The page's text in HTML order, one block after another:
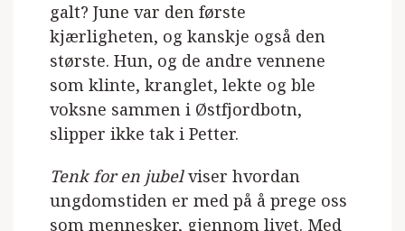
galt? June var den første
kjærligheten, og kanskje også den
største. Hun, og de andre vennene
som klinte, kranglet, lekte og ble
voksne sammen i Østfjordbotn,
slipper ikke tak i Petter.
Tenk for en jubelviser hvordan
ungdomstiden er med på å prege oss
som mennesker, gjennom livet. Med